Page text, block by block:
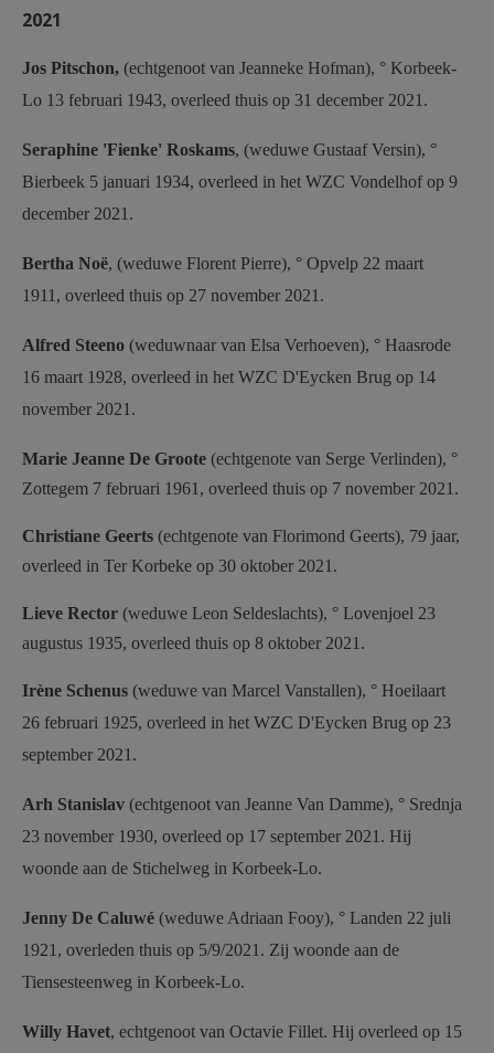
2021
Jos Pitschon, (echtgenoot van Jeanneke Hofman), ° Korbeek-
Lo 13 februari 1943, overleed thuis op 31 december 2021.
Seraphine 'Fienke' Roskams, (weduwe Gustaaf Versin), °
Bierbeek 5 januari 1934, overleed in het WZC Vondelhof op 9
december 2021.
Bertha Noë, (weduwe Florent Pierre), ° Opvelp 22 maart
1911, overleed thuis op 27 november 2021.
Alfred Steeno (weduwnaar van Elsa Verhoeven), ° Haasrode
16 maart 1928, overleed in het WZC D'Eycken Brug op 14
november 2021.
Marie Jeanne De Groote (echtgenote van Serge Verlinden), °
Zottegem 7 februari 1961, overleed thuis op 7 november 2021.
Christiane Geerts (echtgenote van Florimond Geerts), 79 jaar,
overleed in Ter Korbeke op 30 oktober 2021.
Lieve Rector (weduwe Leon Seldeslachts), ° Lovenjoel 23
augustus 1935, overleed thuis op 8 oktober 2021.
Irène Schenus (weduwe van Marcel Vanstallen), ° Hoeilaart
26 februari 1925, overleed in het WZC D'Eycken Brug op 23
september 2021.
Arh Stanislav (echtgenoot van Jeanne Van Damme), ° Srednja
23 november 1930, overleed op 17 september 2021. Hij
woonde aan de Stichelweg in Korbeek-Lo.
Jenny De Caluwé (weduwe Adriaan Fooy), ° Landen 22 juli
1921, overleden thuis op 5/9/2021. Zij woonde aan de
Tiensesteenweg in Korbeek-Lo.
Willy Havet, echtgenoot van Octavie Fillet. Hij overleed op 15